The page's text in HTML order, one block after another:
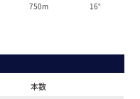
750m 16°
本数